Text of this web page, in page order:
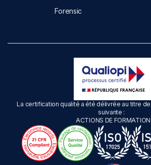
Forensic
La certification qualité a été délivrée au titre
suivante :
ACTIONS DE FORMATION